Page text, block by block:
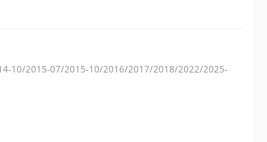
10/2015-07/2015-10/2016/2017/2018/2022/2025-